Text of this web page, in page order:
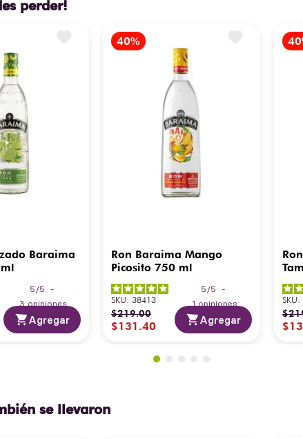
perder!
Baraima
5 /5
-
3 opiniones
Agregar
Ron Baraima Mango
Picosito 750 ml
5 /5
-
1 opiniones
SKU: 38413
$219.00
$131 .40 Agregar
SKU:
$
$
se llevaron